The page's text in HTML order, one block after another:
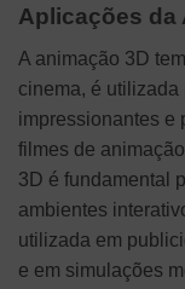
Aplicações da
A animação 3D
cinema, é
impressionantes e
filmes de
3D é fundamental
ambientes
utilizada em
e em simulações